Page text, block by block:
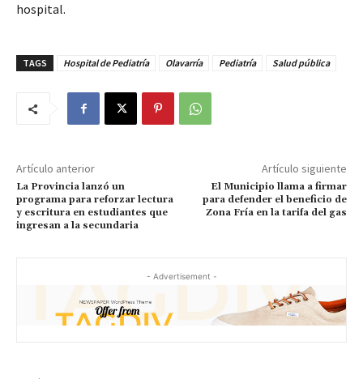
hospital.
TAGS Hospital de Pediatría Olavarría Pediatría Salud pública
Artículo anterior
La Provincia lanzó un
programa para reforzar lectura
y escritura en estudiantes que
ingresan a la secundaria
Artículo siguiente
El Municipio llama a firmar
para defender el beneficio de
Zona Fría en la tarifa del gas
- Advertisement -